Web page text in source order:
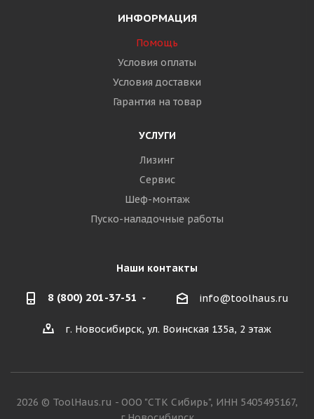
ИНФОРМАЦИЯ
Помощь
Условия оплаты
Условия доставки
Гарантия на товар
УСЛУГИ
Лизинг
Сервис
Шеф-монтаж
Пуско-наладочные работы
Наши контакты
8 (800) 201-37-51 info@toolhaus.ru
г. Новосибирск, ул. Воинская 135а, 2 этаж
2026 © ToolHaus.ru - ООО "СТК Сибирь", ИНН 5405495167,